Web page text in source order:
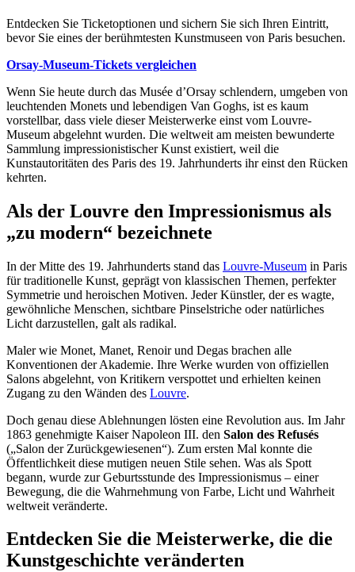
Entdecken Sie Ticketoptionen und sichern Sie sich Ihren Eintritt,
bevor Sie eines der berühmtesten Kunstmuseen von Paris besuchen.
Orsay-Museum-Tickets vergleichen
Wenn Sie heute durch das Musée d’Orsay schlendern, umgeben von
leuchtenden Monets und lebendigen Van Goghs, ist es kaum
vorstellbar, dass viele dieser Meisterwerke einst vom Louvre-
Museum abgelehnt wurden. Die weltweit am meisten bewunderte
Sammlung impressionistischer Kunst existiert, weil die
Kunstautoritäten des Paris des 19. Jahrhunderts ihr einst den Rücken
kehrten.
Als der Louvre den Impressionismus als
„zu modern“ bezeichnete
In der Mitte des 19. Jahrhunderts stand das Louvre-Museum in Paris
für traditionelle Kunst, geprägt von klassischen Themen, perfekter
Symmetrie und heroischen Motiven. Jeder Künstler, der es wagte,
gewöhnliche Menschen, sichtbare Pinselstriche oder natürliches
Licht darzustellen, galt als radikal.
Maler wie Monet, Manet, Renoir und Degas brachen alle
Konventionen der Akademie. Ihre Werke wurden von offiziellen
Salons abgelehnt, von Kritikern verspottet und erhielten keinen
Zugang zu den Wänden des Louvre.
Doch genau diese Ablehnungen lösten eine Revolution aus. Im Jahr
1863 genehmigte Kaiser Napoleon III. den Salon des Refusés
(„Salon der Zurückgewiesenen“). Zum ersten Mal konnte die
Öffentlichkeit diese mutigen neuen Stile sehen. Was als Spott
begann, wurde zur Geburtsstunde des Impressionismus – einer
Bewegung, die die Wahrnehmung von Farbe, Licht und Wahrheit
weltweit veränderte.
Entdecken Sie die Meisterwerke, die die
Kunstgeschichte veränderten